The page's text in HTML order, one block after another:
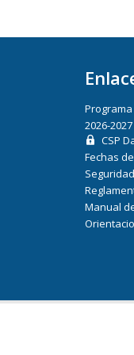
2026-2027
CSP
Fechas
Manual